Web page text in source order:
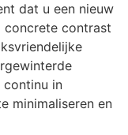
dat u een nieuw
concrete contrast
continu in
minimaliseren en